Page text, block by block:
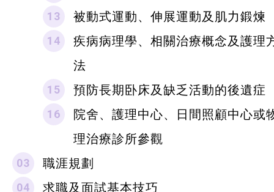
被動式運動、伸展運動及肌力鍛煉
疾病病理學、相關治療概念及護理
法
預防長期卧床及缺乏活動的後遺症
院舍、護理中心、日間照顧中心或
理治療診所參觀
職涯規劃
求職及面試基本技巧